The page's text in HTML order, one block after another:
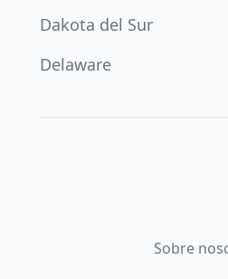
Dakota del Sur
Delaware
Sobre